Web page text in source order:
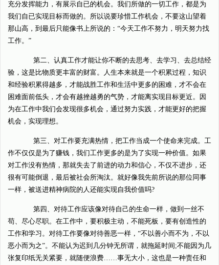
充分发挥能力，有展示自已的机会。我们所做的一切工作，都是为
我们自已实现目标而做的。所以说要珍惜工作机会，不要这山望着
那山高，到最后只能像书上所说的：“今天工作不努力，明天努力找
工作。”
第二、认真工作才能让你不断的去思考、去学习、去总结经
验，这是比物质更丰富的财富。人生本来就是一个积累过程，知识
和经验积累得越多，才能战胜工作和生活中更多的困难，才不会在
困难面前低头，才会有越挫越勇的气势，才能离实现目标更近。因
为在工作中我们会发现很多机会，通过努力实践，才能更好的把握
机会，实现理想。
第三、对工作要充满热情，把工作当成一个使命来完成。工
作不仅仅是为了赚钱，我们工作更多的是为了实现一种价值。如果
对工作没有热情，那就失去了前进的动力和信心，不仅不进步，还
很有可能倒退，最后被社会所淘汰。就好像我先前所说的那位同事
一样，被送进精神病院的人还能实现自我价值吗?
第四、对待工作应该像对待自己的生命一样，做到一丝不
苟、尽心尽职。在工作中，要积极主动，不能死板，要有创造性的
工作和学习。对待工作要像对待善恶一样，“不以善小而不为，不以
恶小而为之”。不能认为迟到几分钟无所谓，就拖延时间;不能因为几
张复印纸无关紧要，就随便浪费……事无大小，这也是一种责任和